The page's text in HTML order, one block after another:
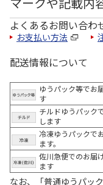
よくあるお問い合わ
お支払い方法
配送情報について
ゆうパック等でお
す
チルドゆうパック
します
冷凍ゆうパックで
ます。
佐川急便でのお届
ます
なお、「普通ゆうパッ